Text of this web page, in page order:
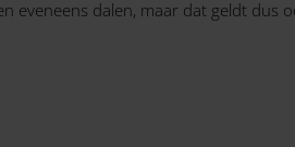
eveneens dalen, maar dat geldt dus